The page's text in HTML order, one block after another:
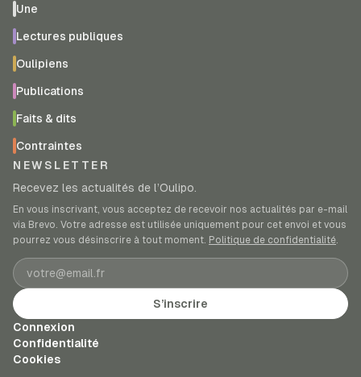
Une
Lectures publiques
Oulipiens
Publications
Faits & dits
Contraintes
NEWSLETTER
Recevez les actualités de l’Oulipo.
En vous inscrivant, vous acceptez de recevoir nos actualités par e-mail
via Brevo. Votre adresse est utilisée uniquement pour cet envoi et vous
pourrez vous désinscrire à tout moment. Politique de confidentialité.
Adresse e-mail
S’inscrire
Connexion
Confidentialité
Cookies